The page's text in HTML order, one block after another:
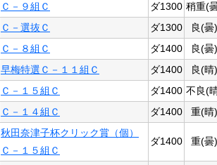
Ｃ－９組Ｃ ダ1300 稍重(
Ｃ－選抜Ｃ ダ1300
良(曇)
Ｃ－８組Ｃ ダ1400
良(曇)
早梅特選Ｃ－１１組Ｃ ダ1400
良(晴)
Ｃ－１５組Ｃ ダ1400 不良(
Ｃ－１４組Ｃ ダ1400 重(晴)
秋田奈津子杯クリック賞（個）
Ｃ－１５組Ｃ
ダ1400 重(曇)